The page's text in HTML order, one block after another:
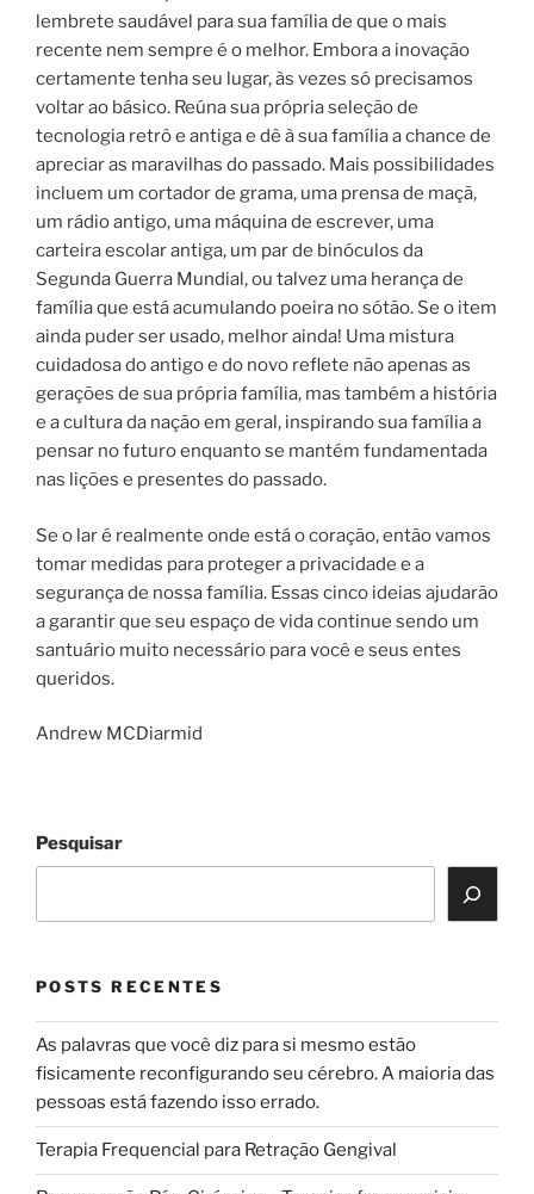
lembrete saudável para sua família de que o mais
recente nem sempre é o melhor. Embora a inovação
certamente tenha seu lugar, às vezes só precisamos
voltar ao básico. Reúna sua própria seleção de
tecnologia retrô e antiga e dê à sua família a chance de
apreciar as maravilhas do passado. Mais possibilidades
incluem um cortador de grama, uma prensa de maçã,
um rádio antigo, uma máquina de escrever, uma
carteira escolar antiga, um par de binóculos da
Segunda Guerra Mundial, ou talvez uma herança de
família que está acumulando poeira no sótão. Se o item
ainda puder ser usado, melhor ainda! Uma mistura
cuidadosa do antigo e do novo reflete não apenas as
gerações de sua própria família, mas também a história
e a cultura da nação em geral, inspirando sua família a
pensar no futuro enquanto se mantém fundamentada
nas lições e presentes do passado.
Se o lar é realmente onde está o coração, então vamos
tomar medidas para proteger a privacidade e a
segurança de nossa família. Essas cinco ideias ajudarão
a garantir que seu espaço de vida continue sendo um
santuário muito necessário para você e seus entes
queridos.
Andrew MCDiarmid
Pesquisar
POSTS RECENTES
As palavras que você diz para si mesmo estão
fisicamente reconfigurando seu cérebro. A maioria das
pessoas está fazendo isso errado.
Terapia Frequencial para Retração Gengival